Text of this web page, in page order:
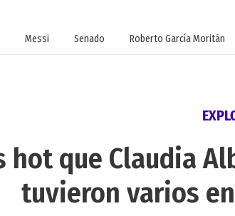
Messi Senado Roberto García Moritán
hot que Claudia
tuvieron varios